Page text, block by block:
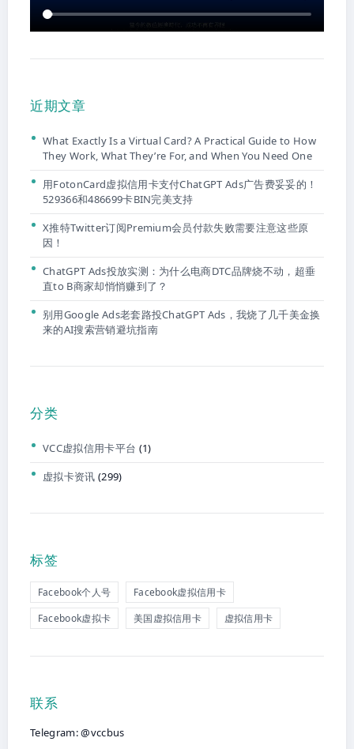
近期文章
What Exactly Is a Virtual Card? A Practical Guide to How
They Work, What They’re For, and When You Need One
用FotonCard虚拟信用卡支付ChatGPT Ads广告费妥妥的！
529366和486699卡BIN完美支持
X推特Twitter订阅Premium会员付款失败需要注意这些原
因！
ChatGPT Ads投放实测：为什么电商DTC品牌烧不动，超垂
直to B商家却悄悄赚到了？
别用Google Ads老套路投ChatGPT Ads，我烧了几千美金换
来的AI搜索营销避坑指南
分类
VCC虚拟信用卡平台 (1)
虚拟卡资讯 (299)
标签
Facebook个人号
Facebook虚拟信用卡
Facebook虚拟卡
美国虚拟信用卡 虚拟信用卡
联系
Telegram: @vccbus